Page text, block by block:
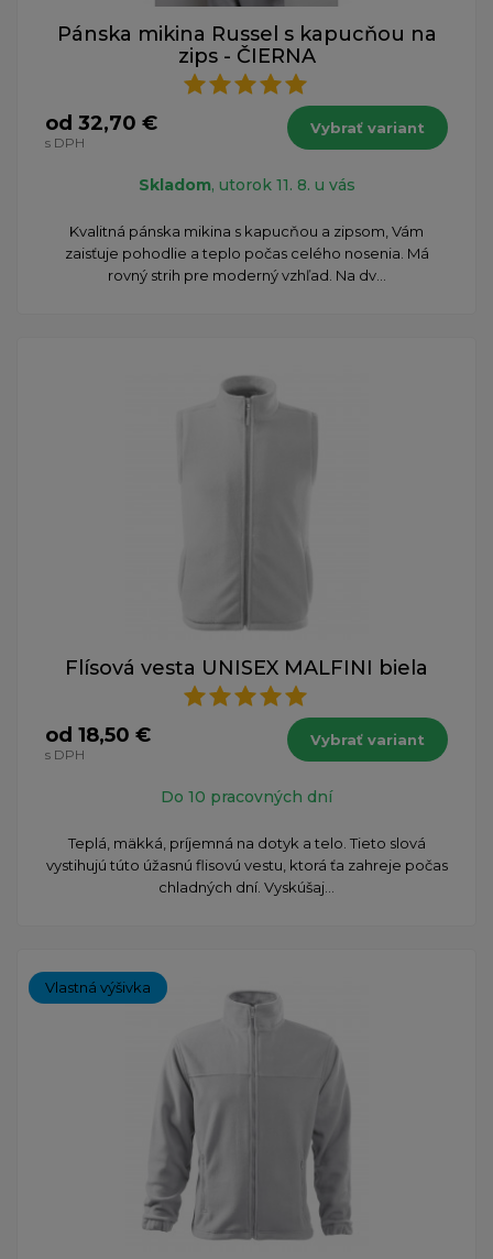
Pánska mikina Russel s kapucňou na
zips - ČIERNA
od 32,70 €
s DPH
Vybrať variant
Skladom, utorok 11. 8. u vás
Kvalitná pánska mikina s kapucňou a zipsom, Vám
zaisťuje pohodlie a teplo počas ​celého nosenia. Má
rovný strih pre moderný vzhľad. Na dv...
Flísová vesta UNISEX MALFINI biela
od 18,50 €
s DPH
Vybrať variant
Do 10 pracovných dní
Teplá, mäkká, príjemná na dotyk a telo. Tieto slová
vystihujú túto úžasnú flisovú vestu, ktorá ťa zahreje počas
chladných dní. Vyskúšaj...
Vlastná výšivka